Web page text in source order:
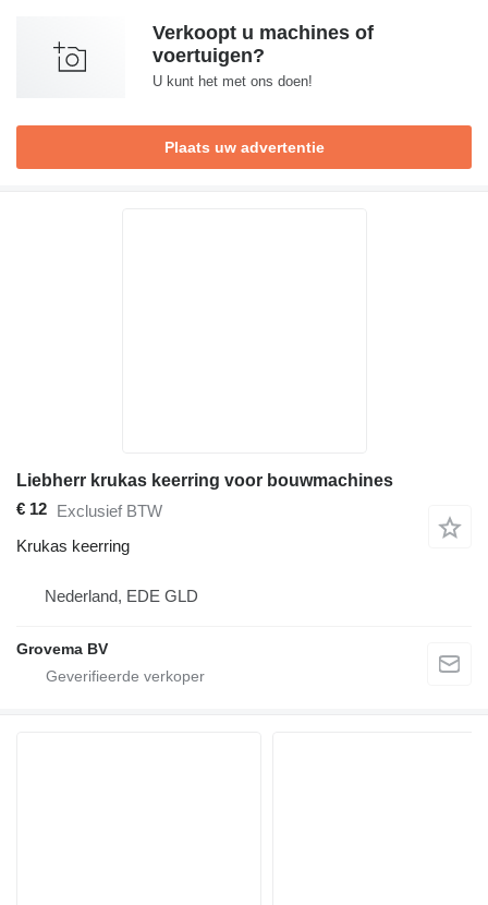
Verkoopt u machines of
voertuigen?
U kunt het met ons doen!
Plaats uw advertentie
Liebherr krukas keerring voor bouwmachines
€ 12 Exclusief BTW
Krukas keerring
Nederland, EDE GLD
Grovema BV